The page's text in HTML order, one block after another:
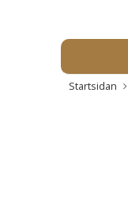
Startsidan